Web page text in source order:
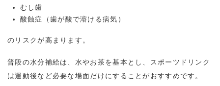
むし歯
酸蝕症（歯が酸で溶ける病気）
のリスクが高まります。
普段の水分補給は、水やお茶を基本とし、スポーツドリンク
は運動後など必要な場面だけにすることがおすすめです。